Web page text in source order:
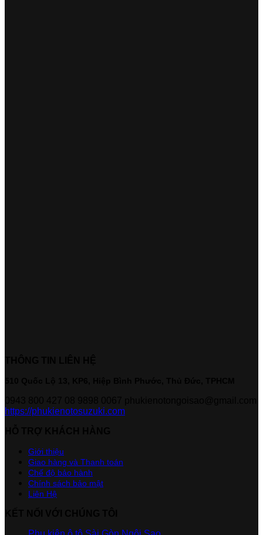
https://phukienotosuzuki.com
Giới thiệu
Giao hàng và Thanh toán
Chế độ bảo hành
Chính sách bảo mật
Liên Hệ